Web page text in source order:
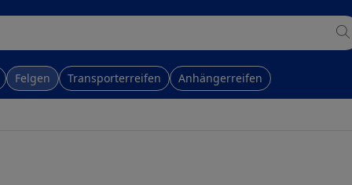
Felgen Transporterreifen Anhängerreifen